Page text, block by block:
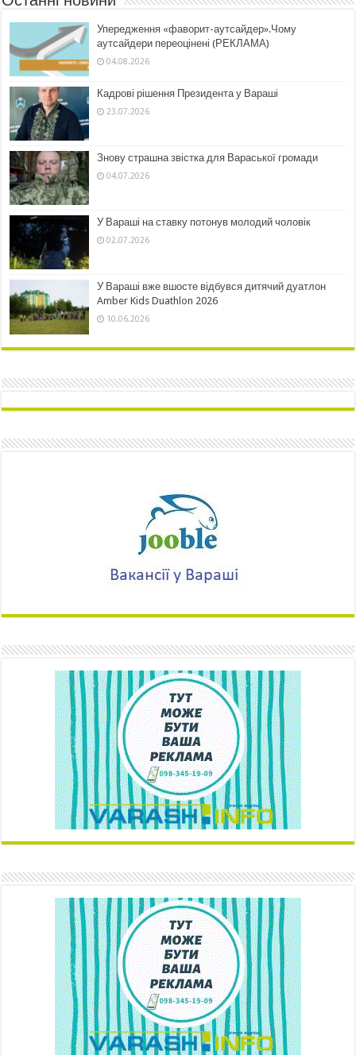
Упередження «фаворит-аутсайдер».Чому
аутсайдери переоцінені (РЕКЛАМА)
04.08.2026
Кадрові рішення Президента у Вараші
23.07.2026
Знову страшна звістка для Вараської громади
04.07.2026
У Вараші на ставку потонув молодий чоловік
02.07.2026
У Вараші вже вшосте відбувся дитячий дуатлон
Amber Kids Duathlon 2026
10.06.2026